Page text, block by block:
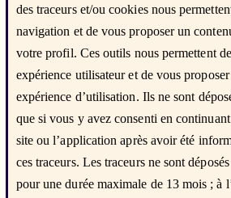
des traceurs et/ou cookies nous
navigation et de vous proposer un
votre profil. Ces outils nous permettent
expérience utilisateur et de vous
expérience d’utilisation. Ils ne sont
que si vous y avez consenti en
site ou l’application après avoir été
ces traceurs. Les traceurs ne sont
pour une durée maximale de 13 mois ; à